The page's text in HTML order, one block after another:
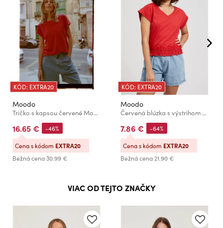
KÓD: EXTRA20
Moodo
Tričko s kapsou červené Moodo
16.65 €
Bežná cena30.99 €
-46%
Cena s kódom EXTRA20
KÓD: EXTRA20
Moodo
Červená blúzka s výstrihom do V a elastickým pásom Moodo
7.86 €
Bežná cena21.90 €
-64%
Cena s kódom EXTRA20
VIAC OD TEJTO ZNAČKY